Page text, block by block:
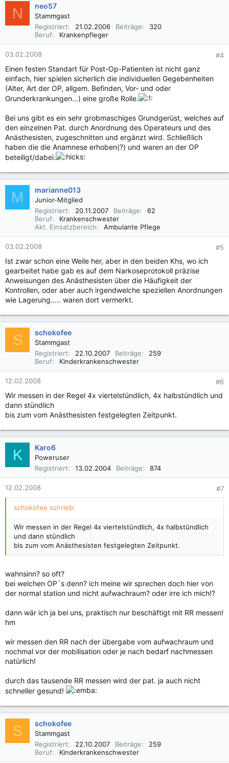
N neo57
Stammgast
Registriert
21.02.2006 Beiträge
320
Beruf
Krankenpfleger
03.02.2008 #4
Einen festen Standart für Post-Op-Patienten ist nicht ganz
einfach, hier spielen sicherlich die individuellen Gegebenheiten
(Alter, Art der OP, allgem. Befinden, Vor- und oder
Grunderkrankungen...) eine große Rolle.
Bei uns gibt es ein sehr grobmaschiges Grundgerüst, welches auf
den einzelnen Pat. durch Anordnung des Operateurs und des
Anästhesisten, zugeschnitten und ergänzt wird. Schließlich
haben die die Anamnese erhoben(?) und waren an der OP
beteiligt/dabei.
M marianne013
Junior-Mitglied
Registriert
20.11.2007 Beiträge
62
Beruf
Krankenschwester
Akt. Einsatzbereich
Ambulante Pflege
03.02.2008 #5
Ist zwar schon eine Weile her, aber in den beiden Khs, wo ich
gearbeitet habe gab es auf dem Narkoseprotokoll präzise
Anweisungen des Anästhesisten über die Häufigkeit der
Kontrollen, oder aber auch irgendwelche speziellen Anordnungen
wie Lagerung..... waren dort vermerkt.
S schokofee
Stammgast
Registriert
22.10.2007 Beiträge
259
Beruf
Kinderkrankenschwester
12.02.2008 #6
Wir messen in der Regel 4x viertelstündlich, 4x halbstündlich und
dann stündlich
bis zum vom Anästhesisten festgelegten Zeitpunkt.
K Karo6
Poweruser
Registriert
13.02.2004 Beiträge 874
12.02.2008 #7
schokofee schrieb:
Wir messen in der Regel 4x viertelstündlich, 4x halbstündlich
und dann stündlich
bis zum vom Anästhesisten festgelegten Zeitpunkt.
wahnsinn? so oft?
bei welchen OP´s denn? ich meine wir sprechen doch hier von
der normal station und nicht aufwachraum? oder irre ich mich!?
dann wär ich ja bei uns, praktisch nur beschäftigt mit RR messen!
hm
wir messen den RR nach der übergabe vom aufwachraum und
nochmal vor der mobilisation oder je nach bedarf nachmessen
natürlich!
durch das tausende RR messen wird der pat. ja auch nicht
schneller gesund!
S schokofee
Stammgast
Registriert
22.10.2007 Beiträge
259
Beruf
Kinderkrankenschwester